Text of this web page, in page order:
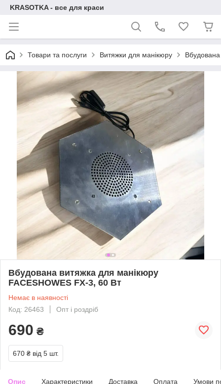
KRASOTKA - все для краси
Товари та послуги Витяжки для манікюру
Вбудована витяжка для манікюру
FACESHOWES FX-3, 60 Вт
Немає в наявності
Код: 26463
Опт і роздріб
690 ₴
670 ₴ від 5 шт.
Опис Характеристики Доставка Оплата Умови